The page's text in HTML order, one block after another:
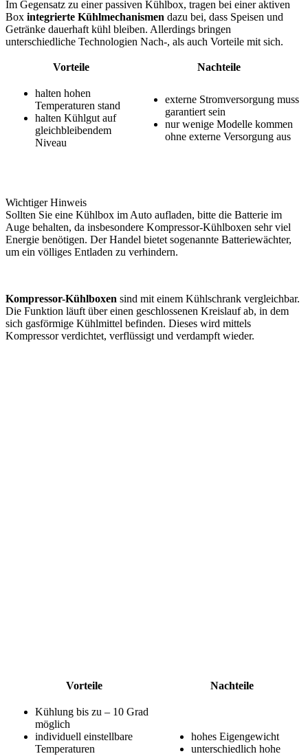
Im Gegensatz zu einer passiven Kühlbox, tragen bei einer aktiven
Box integrierte Kühlmechanismen dazu bei, dass Speisen und
Getränke dauerhaft kühl bleiben. Allerdings bringen
unterschiedliche Technologien Nach-, als auch Vorteile mit sich.
Vorteile Nachteile
halten hohen
Temperaturen stand
halten Kühlgut auf
gleichbleibendem
Niveau
externe Stromversorgung muss
garantiert sein
nur wenige Modelle kommen
ohne externe Versorgung aus
Wichtiger Hinweis
Sollten Sie eine Kühlbox im Auto aufladen, bitte die Batterie im
Auge behalten, da insbesondere Kompressor-Kühlboxen sehr viel
Energie benötigen. Der Handel bietet sogenannte Batteriewächter,
um ein völliges Entladen zu verhindern.
Kompressor-Kühlboxen sind mit einem Kühlschrank vergleichbar.
Die Funktion läuft über einen geschlossenen Kreislauf ab, in dem
sich gasförmige Kühlmittel befinden. Dieses wird mittels
Kompressor verdichtet, verflüssigt und verdampft wieder.
Vorteile Nachteile
Kühlung bis zu – 10 Grad
möglich
individuell einstellbare
Temperaturen
hohes Eigengewicht
unterschiedlich hohe